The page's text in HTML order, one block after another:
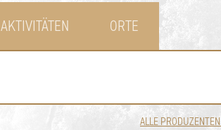
AKTIVITÄTEN ORTE
ALLE